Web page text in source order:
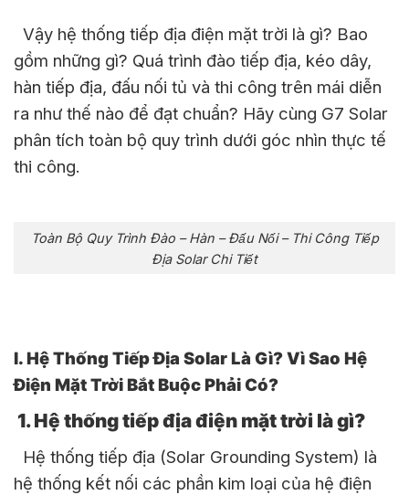
Vậy hệ thống tiếp địa điện mặt trời là gì? Bao
gồm những gì? Quá trình đào tiếp địa, kéo dây,
hàn tiếp địa, đấu nối tủ và thi công trên mái diễn
ra như thế nào để đạt chuẩn? Hãy cùng G7 Solar
phân tích toàn bộ quy trình dưới góc nhìn thực tế
thi công.
Toàn Bộ Quy Trình Đào – Hàn – Đấu Nối – Thi Công Tiếp
Địa Solar Chi Tiết
I. Hệ Thống Tiếp Địa Solar Là Gì? Vì Sao Hệ
Điện Mặt Trời Bắt Buộc Phải Có?
1. Hệ thống tiếp địa điện mặt trời là gì?
Hệ thống tiếp địa (Solar Grounding System) là
hệ thống kết nối các phần kim loại của hệ điện